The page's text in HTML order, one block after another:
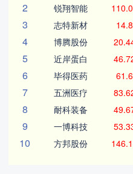
2 锐翔智能
3 志特新材 14.8
4 博腾股份
5 近岸蛋白
6 毕得医药 61.6
7 五洲医疗
8 耐科装备
9 一博科技
10 方邦股份